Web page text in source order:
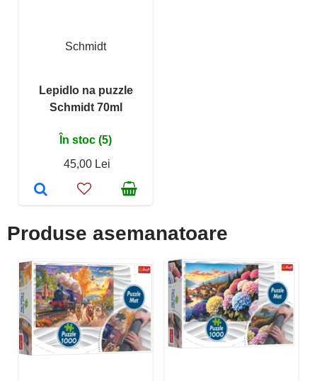
Schmidt
Lepidlo na puzzle
Schmidt 70ml
În stoc (5)
45,00 Lei
Produse asemanatoare